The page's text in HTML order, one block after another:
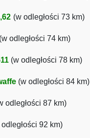
(w odległości 73 km)
(w odległości 74 km)
(w odległości 78 km)
(w odległości 84 km)
odległości 87 km)
92 km)